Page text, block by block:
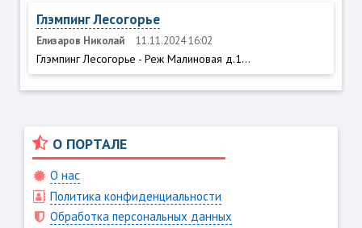
Глэмпинг Лесогорье
Елизаров Николай 11.11.2024 16:02
Глэмпинг Лесогорье - Реж Малиновая д.1...
О ПОРТАЛЕ
О нас
Политика конфиденциальности
Обработка персональных данных